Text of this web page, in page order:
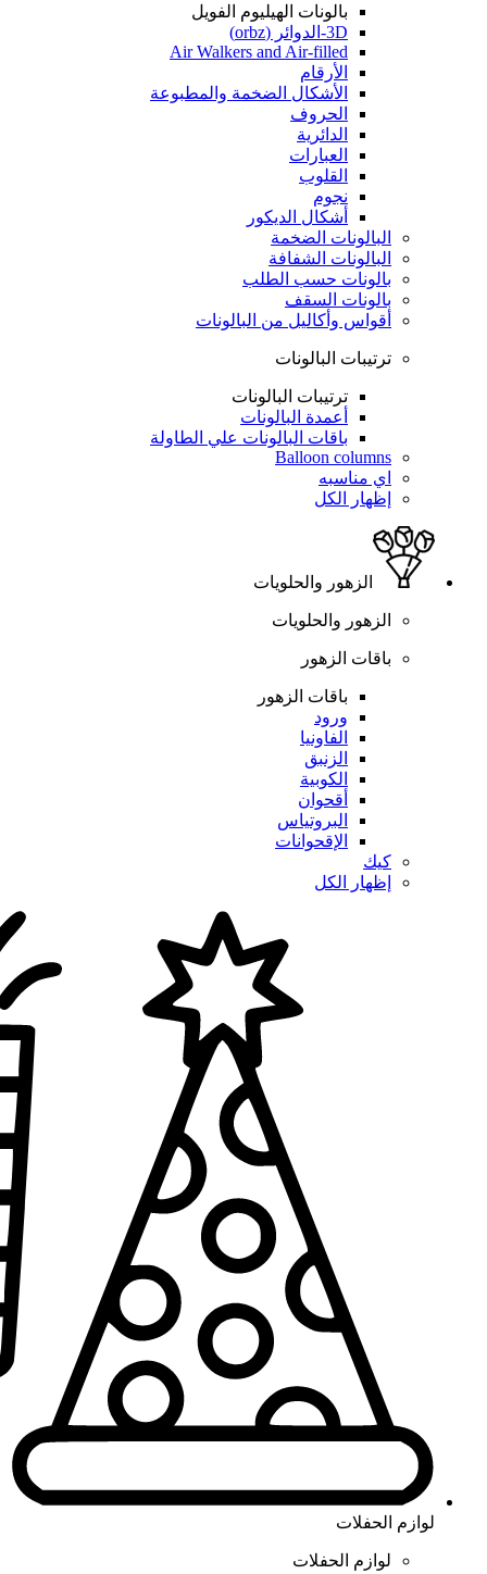
بالونات الهيليوم الفويل
3D-الدوائر (orbz)
Air Walkers and Air-filled
الأرقام
الأشكال الضخمة والمطبوعة
الحروف
الدائرية
العبارات
القلوب
نجوم
أشكال الديكور
البالونات الضخمة
البالونات الشفافة
بالونات حسب الطلب
بالونات السقف
أقواس وأكاليل من البالونات
ترتيبات البالونات
ترتيبات البالونات
أعمدة البالونات
باقات البالونات علي الطاولة
Balloon columns
اي مناسبه
إظهار الكل
الزهور والحلويات
الزهور والحلويات
باقات الزهور
باقات الزهور
ورود
الفاونيا
الزنبق
الكوبية
أقحوان
البروتياس
الإقحوانات
كيك
إظهار الكل
لوازم الحفلات
لوازم الحفلات